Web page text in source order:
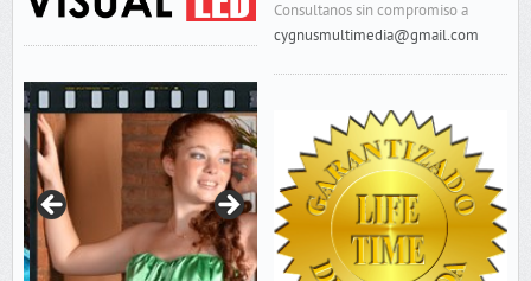
Consultanos sin compromiso a
cygnusmultimedia@gmail.com